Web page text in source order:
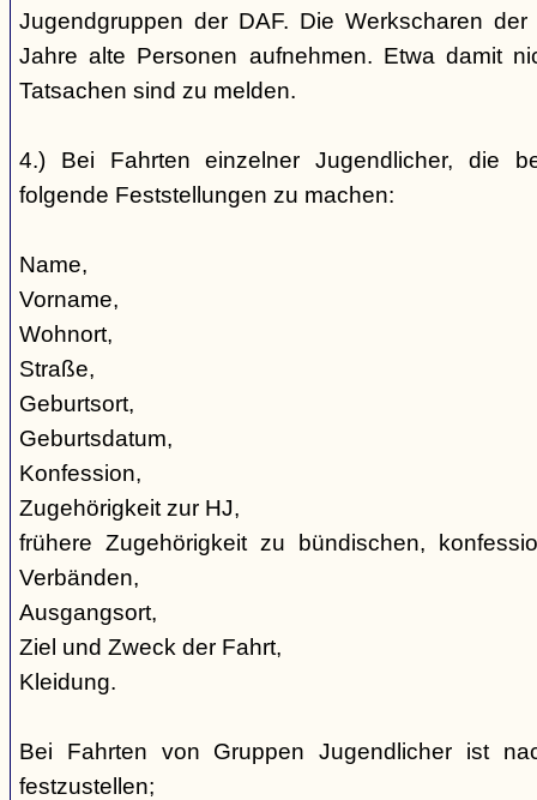
Jugendgruppen der DAF. Die Werkscharen
Jahre alte Personen aufnehmen. Etwa damit
Tatsachen sind zu melden.
4.) Bei Fahrten einzelner Jugendlicher, die
folgende Feststellungen zu machen:
Name,
Vorname,
Wohnort,
Straße,
Geburtsort,
Geburtsdatum,
Konfession,
Zugehörigkeit zur HJ,
frühere Zugehörigkeit zu bündischen,
Verbänden,
Ausgangsort,
Ziel und Zweck der Fahrt,
Kleidung.
Bei Fahrten von Gruppen Jugendlicher ist
festzustellen;